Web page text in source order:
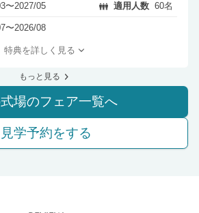
〜2027/05 適用人数 60名
〜2026/08
特典を詳しく見る
もっと見る
場のフェア一覧へ
見学予約をする